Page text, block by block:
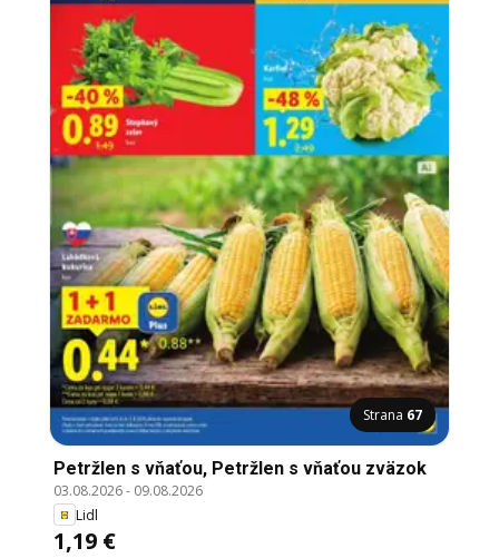
Strana 67
Petržlen s vňaťou, Petržlen s vňaťou zväzok
03.08.2026- 09.08.2026
Lidl
1,19 €